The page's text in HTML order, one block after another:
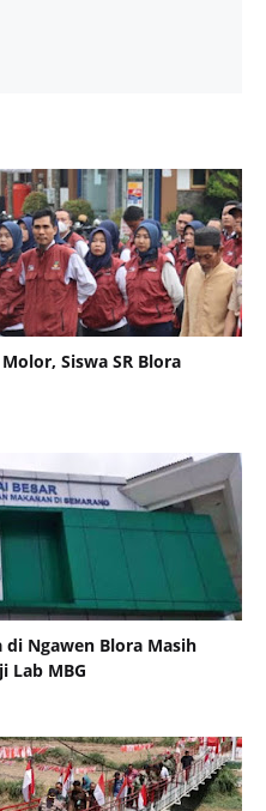
Siswa SR Blora
di Ngawen Blora Masih
Lab MBG